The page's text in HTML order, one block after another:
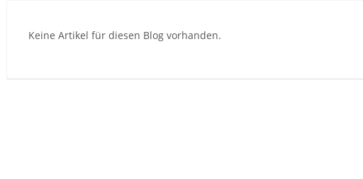
Keine Artikel für diesen Blog vorhanden.